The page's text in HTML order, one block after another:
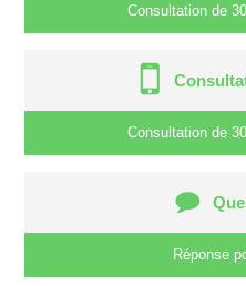
Consultation de
Consultation de
Réponse